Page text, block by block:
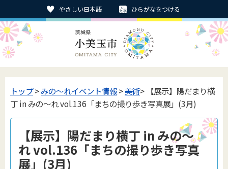
やさしい日本語 ひらがなをつける
トップ>みの〜れイベント情報>美術> 【展示】陽だまり横
丁 in みの～れ vol.136「まちの撮り歩き写真展」(3月)
【展示】陽だまり横丁 in みの～
れ vol.136「まちの撮り歩き写真
展」(3月)